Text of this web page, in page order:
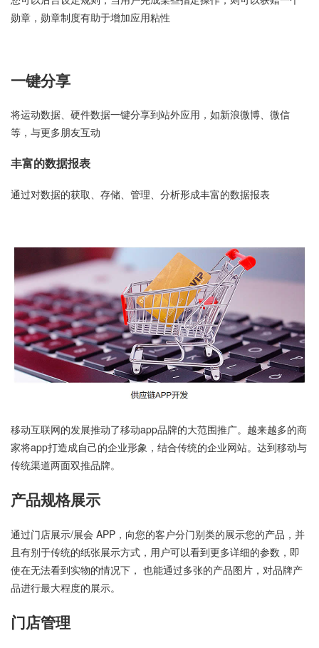
勋章，勋章制度有助于增加应用粘性
一键分享
将运动数据、硬件数据一键分享到站外应用，如新浪微博、微信
等，与更多朋友互动
丰富的数据报表
通过对数据的获取、存储、管理、分析形成丰富的数据报表
移动互联网的发展推动了移动app品牌的大范围推广。越来越多的商
家将app打造成自己的企业形象，结合传统的企业网站。达到移动与
传统渠道两面双推品牌。
产品规格展示
通过门店展示/展会 APP，向您的客户分门别类的展示您的产品，并
且有别于传统的纸张展示方式，用户可以看到更多详细的参数，即
使在无法看到实物的情况下， 也能通过多张的产品图片，对品牌产
品进行最大程度的展示。
门店管理